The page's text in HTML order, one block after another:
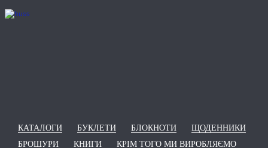
КАТАЛОГИ БУКЛЕТИ БЛОКНОТИ
ЩОДЕННИКИ
БРОШУРИ
КНИГИ КРІМ ТОГО МИ ВИРОБЛЯЄМО